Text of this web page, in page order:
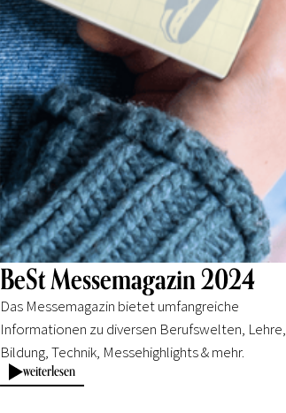
BeSt Messemagazin 2024
Das Messemagazin bietet umfangreiche
Informationen zu diversen Berufswelten, Lehre,
Bildung, Technik, Messehighlights & mehr.
weiterlesen